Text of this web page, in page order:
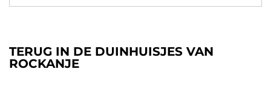
TERUG IN DE DUINHUISJES VAN
ROCKANJE